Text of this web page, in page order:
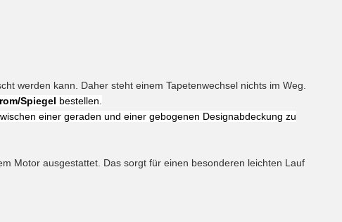
werden kann. Daher steht einem Tapetenwechsel nichts im Weg.
Spiegel bestellen.
einer geraden und einer gebogenen Designabdeckung zu
Motor ausgestattet. Das sorgt für einen besonderen leichten Lauf